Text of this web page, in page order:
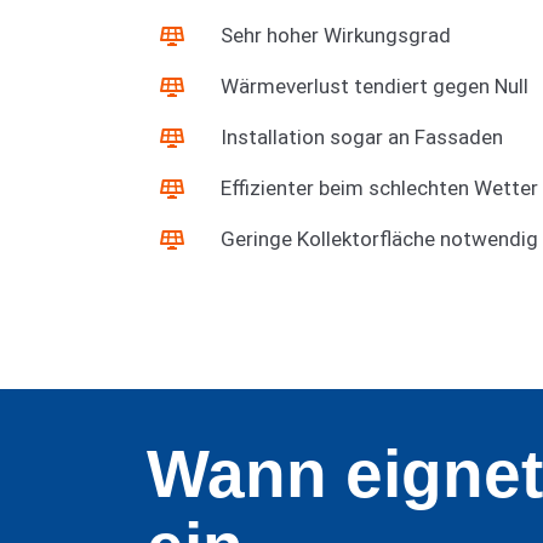
Sehr hoher Wirkungsgrad
Wärmeverlust tendiert gegen Null
Installation sogar an Fassaden
Effizienter beim schlechten Wetter
Geringe Kollektorfläche notwendig
Wann